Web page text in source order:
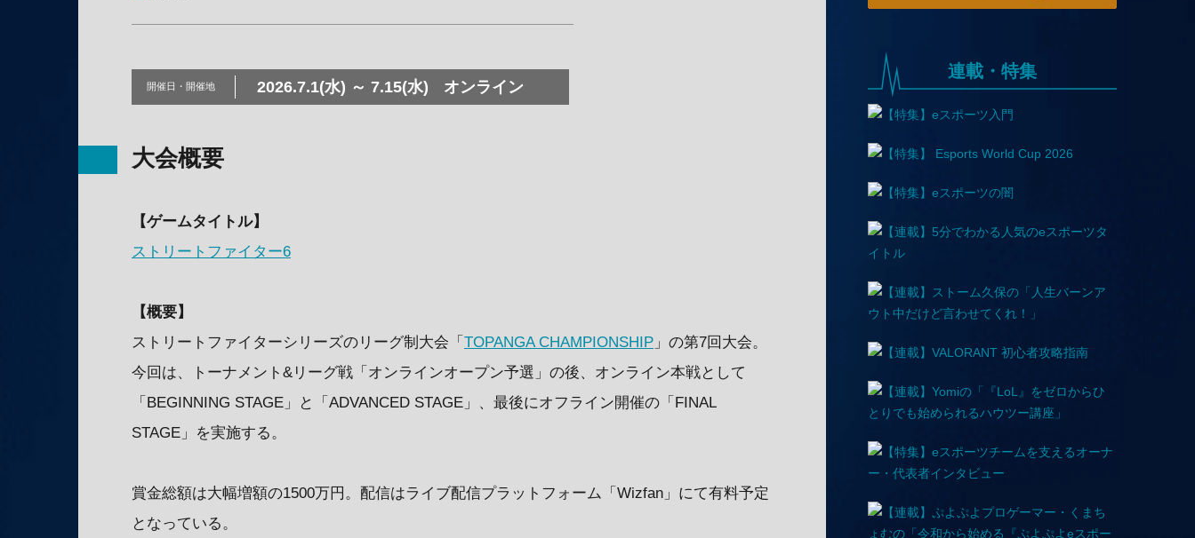
開催日・ 開催地 2026.7.1(水) ～ 7.15(水) オンライン
大会概要
【ゲームタイトル】
ストリートファイター6
【概要】
ストリートファイターシリーズのリーグ制大会「 TOPANGA CHAMPIONSHIP 」の第7回大会。
今回は、トーナメント&リーグ戦「オンラインオープン予選」の後、オンライン本戦として
「BEGINNING STAGE」と「ADVANCED STAGE」、最後にオフライン開催の「FINAL
STAGE」を実施する。
賞金総額は大幅増額の1500万円。配信はライブ配信プラットフォーム「Wizfan」にて有料予定
となっている。
連載・特集